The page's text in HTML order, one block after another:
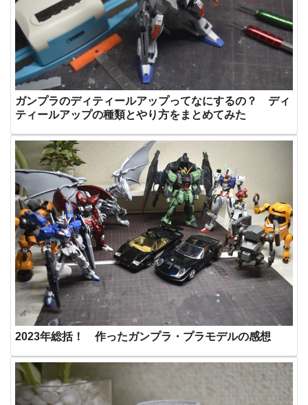
ガンプラのディティールアップってなにするの？ ディ
ティールアップの種類とやり方をまとめてみた
2023年総括！ 作ったガンプラ・プラモデルの感想